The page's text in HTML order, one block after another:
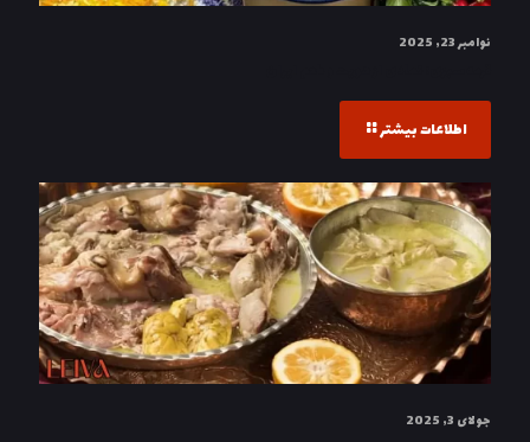
نوامبر 23, 2025
اطلاعات بیشتر
جولای 3, 2025